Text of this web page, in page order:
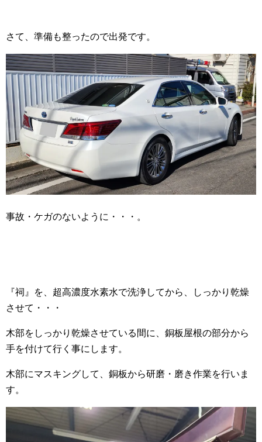
さて、準備も整ったので出発です。
事故・ケガのないように・・・。
『祠』を、超高濃度水素水で洗浄してから、しっかり乾燥
させて・・・
木部をしっかり乾燥させている間に、銅板屋根の部分から
手を付けて行く事にします。
木部にマスキングして、銅板から研磨・磨き作業を行いま
す。